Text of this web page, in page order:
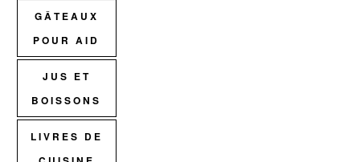
GÂTEAUX
POUR AID
JUS ET
BOISSONS
LIVRES DE